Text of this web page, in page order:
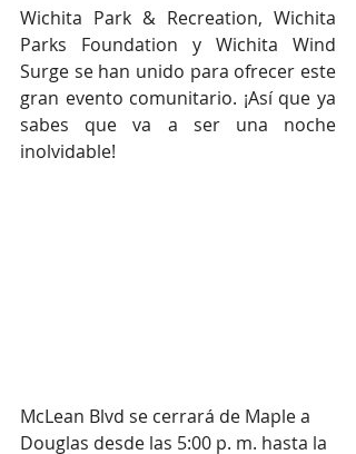
Wichita Park & ​​Recreation, Wichita
Parks Foundation y Wichita Wind
Surge se han unido para ofrecer este
gran evento comunitario. ¡Así que ya
sabes que va a ser una noche
inolvidable!
McLean Blvd se cerrará de Maple a
Douglas desde las 5:00 p. m. hasta la